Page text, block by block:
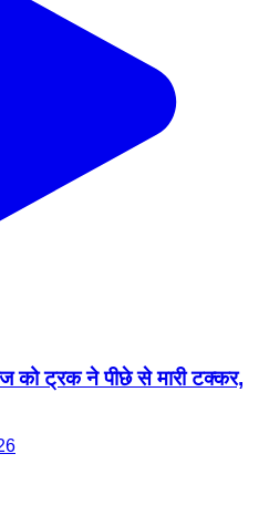
को ट्रक ने पीछे से मारी टक्कर,